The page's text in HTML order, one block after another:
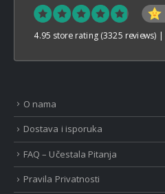
4.95 store rating (3325 reviews) |
O nama
Dostava i isporuka
FAQ – Učestala Pitanja
Pravila Privatnosti